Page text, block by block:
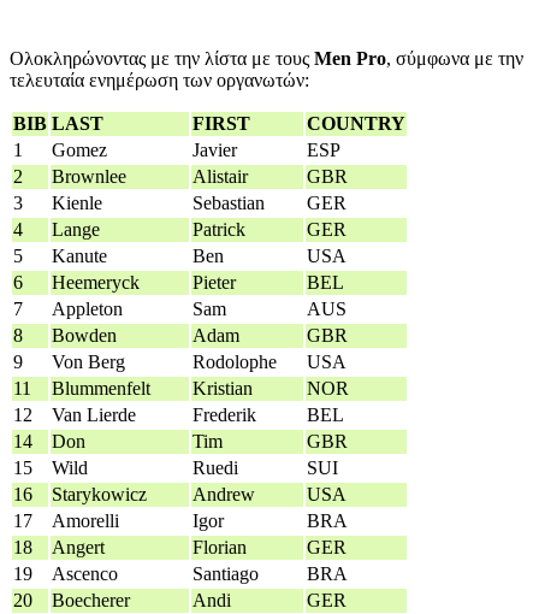
Ολοκληρώνοντας με την λίστα με τους Men Pro, σύμφωνα με την
τελευταία ενημέρωση των οργανωτών:
BIB LAST FIRST
COUNTRY
1
Gomez Javier
ESP
2
Brownlee Alistair
GBR
3
Kienle Sebastian
GER
4
Lange Patrick
GER
5
Kanute Ben
USA
6
Heemeryck Pieter
BEL
7
Appleton Sam
AUS
8
Bowden Adam
GBR
9
Von Berg Rodolophe
USA
11
Blummenfelt Kristian
NOR
12
Van Lierde Frederik
BEL
14
Don Tim
GBR
15
Wild Ruedi
SUI
16
Starykowicz Andrew
USA
17
Amorelli Igor
BRA
18
Angert Florian
GER
19
Ascenco Santiago
BRA
20
Boecherer Andi
GER